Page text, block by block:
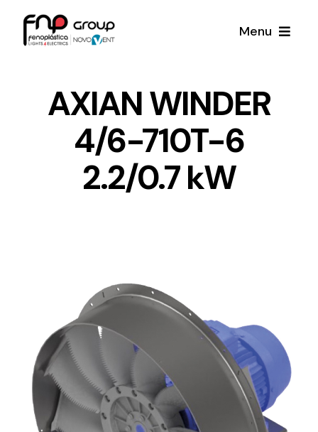
Menu
Lighting and Electrical
Equipment
Complete solutions in lighting and electrical
material for each project and need
Noticias
Proyectos
AXIAN WINDER
4/6-710T-6
2.2/0.7 kW